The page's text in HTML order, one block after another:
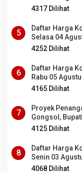
4317 Dilihat
5
Daftar Harga
Selasa 04
4252 Dilihat
6
Daftar Harga
Rabu 05
4165 Dilihat
7
Proyek
Gongsol,
Kenyamanan
4125 Dilihat
8
Daftar Harga
Senin 03
4068 Dilihat